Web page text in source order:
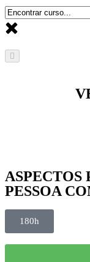
ASPECTOS
PESSOA
180h